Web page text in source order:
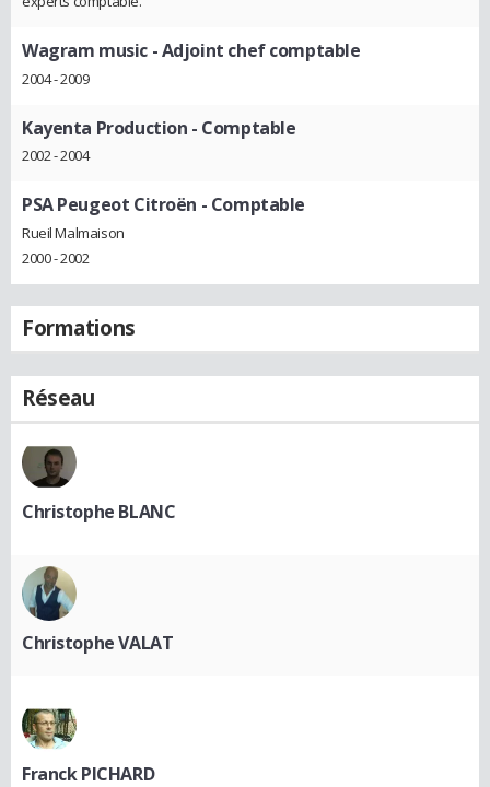
Wagram music- Adjoint chef comptable
2004 - 2009
Kayenta Production - Comptable
2002 - 2004
PSA Peugeot Citroën - Comptable
Rueil Malmaison
2000 - 2002
Formations
Réseau
Christophe BLANC
Christophe VALAT
Franck PICHARD